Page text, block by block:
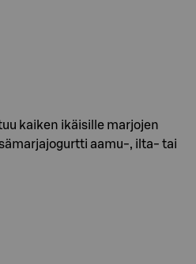
kaiken ikäisille marjojen
aamu-, ilta- tai